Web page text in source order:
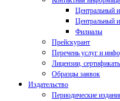
Центральный
Центральный
Филиалы
Прейскурант
Перечень услуг и
Лицензии,
Образцы заявок
Издательство
Периодические